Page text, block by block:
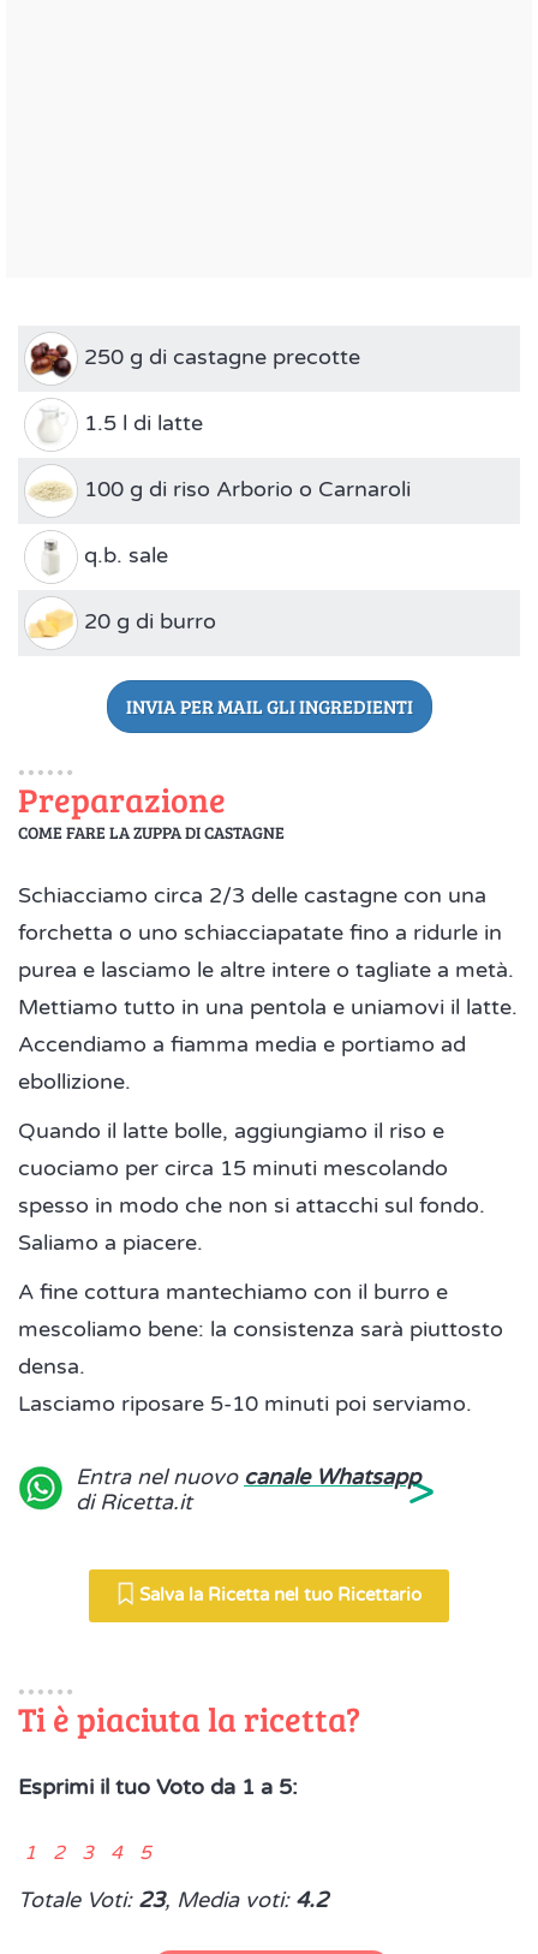
250 g di castagne precotte
1.5 l di latte
100 g di riso Arborio o Carnaroli
q.b. sale
20 g di burro
INVIA PER MAIL GLI INGREDIENTI
Preparazione
COME FARE LA ZUPPA DI CASTAGNE
Schiacciamo circa 2/3 delle castagne con una
forchetta o uno schiacciapatate fino a ridurle in
purea e lasciamo le altre intere o tagliate a metà.
Mettiamo tutto in una pentola e uniamovi il latte.
Accendiamo a fiamma media e portiamo ad
ebollizione.
Quando il latte bolle, aggiungiamo il riso e
cuociamo per circa 15 minuti mescolando
spesso in modo che non si attacchi sul fondo.
Saliamo a piacere.
A fine cottura mantechiamo con il burro e
mescoliamo bene: la consistenza sarà piuttosto
densa.
Lasciamo riposare 5-10 minuti poi serviamo.
Entra nel nuovo canale Whatsapp
di Ricetta.it
>
Salva la Ricetta nel tuo Ricettario
Ti è piaciuta la ricetta?
Esprimi il tuo Voto da 1 a 5:
1 2 3 4 5
Totale Voti: 23, Media voti: 4.2